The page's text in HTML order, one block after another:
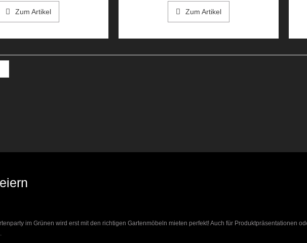
Zum Artikel Zum Artikel
im Grünen wird erst mit den richtigen Gartenmöbeln mieten perfekt! Auch für Produktpräsentationen